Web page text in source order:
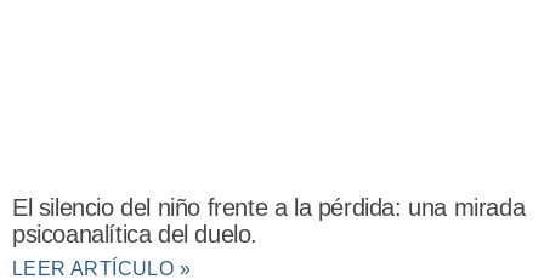
El silencio del niño frente a la pérdida: una mirada
psicoanalítica del duelo.
LEER ARTÍCULO »